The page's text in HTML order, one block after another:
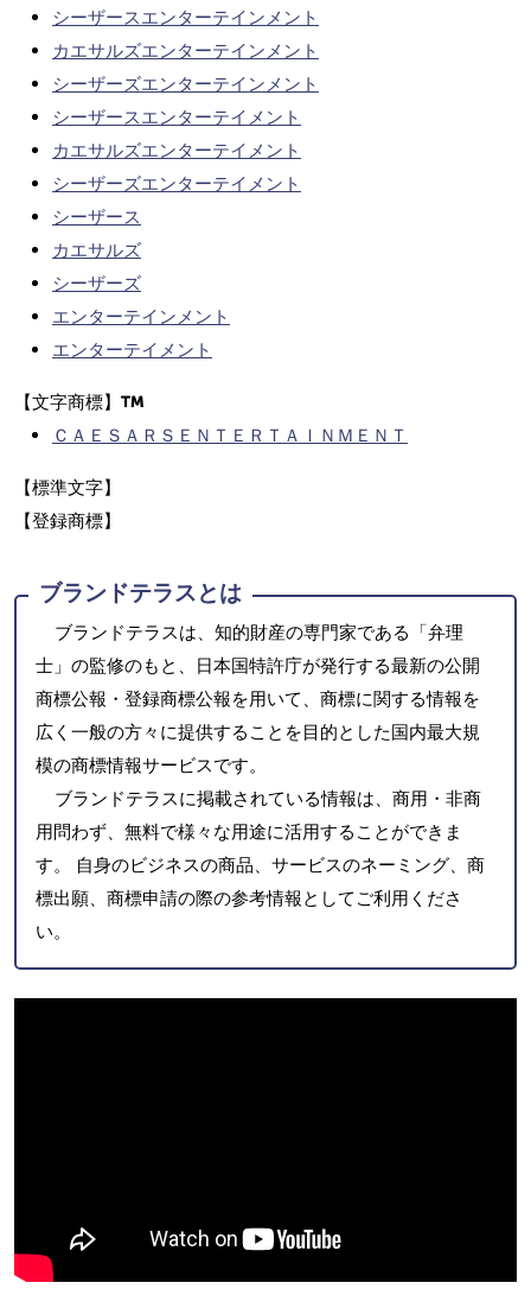
シーザースエンターテインメント
カエサルズエンターテインメント
シーザーズエンターテインメント
シーザースエンターテイメント
カエサルズエンターテイメント
シーザーズエンターテイメント
シーザース
カエサルズ
シーザーズ
エンターテインメント
エンターテイメント
【文字商標】
ＣＡＥＳＡＲＳＥＮＴＥＲＴＡＩＮＭＥＮＴ
【標準文字】
【登録商標】
ブランドテラスとは
ブランドテラスは、知的財産の専門家である「弁理
士」の監修のもと、日本国特許庁が発行する最新の公開
商標公報・登録商標公報を用いて、商標に関する情報を
広く一般の方々に提供することを目的とした国内最大規
模の商標情報サービスです。
ブランドテラスに掲載されている情報は、商用・非商
用問わず、無料で様々な用途に活用することができま
す。 自身のビジネスの商品、サービスのネーミング、商
標出願、商標申請の際の参考情報としてご利用くださ
い。